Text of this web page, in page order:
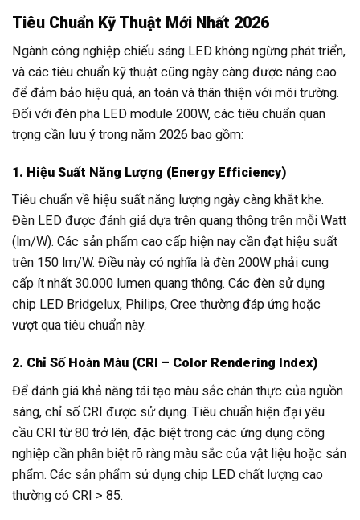
Tiêu Chuẩn Kỹ Thuật Mới Nhất 2026
Ngành công nghiệp chiếu sáng LED không ngừng phát triển,
và các tiêu chuẩn kỹ thuật cũng ngày càng được nâng cao
để đảm bảo hiệu quả, an toàn và thân thiện với môi trường.
Đối với đèn pha LED module 200W, các tiêu chuẩn quan
trọng cần lưu ý trong năm 2026 bao gồm:
1. Hiệu Suất Năng Lượng (Energy Efficiency)
Tiêu chuẩn về hiệu suất năng lượng ngày càng khắt khe.
Đèn LED được đánh giá dựa trên quang thông trên mỗi Watt
(lm/W). Các sản phẩm cao cấp hiện nay cần đạt hiệu suất
trên 150 lm/W. Điều này có nghĩa là đèn 200W phải cung
cấp ít nhất 30.000 lumen quang thông. Các đèn sử dụng
chip LED Bridgelux, Philips, Cree thường đáp ứng hoặc
vượt qua tiêu chuẩn này.
2. Chỉ Số Hoàn Màu (CRI – Color Rendering Index)
Để đánh giá khả năng tái tạo màu sắc chân thực của nguồn
sáng, chỉ số CRI được sử dụng. Tiêu chuẩn hiện đại yêu
cầu CRI từ 80 trở lên, đặc biệt trong các ứng dụng công
nghiệp cần phân biệt rõ ràng màu sắc của vật liệu hoặc sản
phẩm. Các sản phẩm sử dụng chip LED chất lượng cao
thường có CRI > 85.